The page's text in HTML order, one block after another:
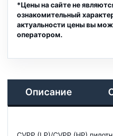
*Цены на сайте не
ознакомительный
актуальности цены вы
оператором.
Описание